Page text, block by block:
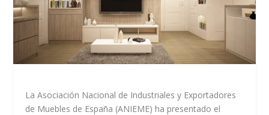
La Asociación Nacional de Industriales y Exportadores
de Muebles de España (ANIEME) ha presentado el